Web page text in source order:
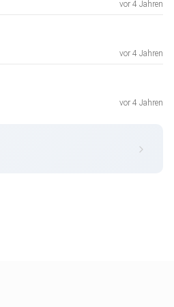
vor 4 Jahren
vor 4 Jahren
vor 4 Jahren